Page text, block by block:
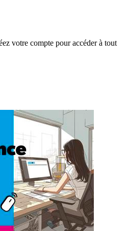
votre compte pour accéder à tout